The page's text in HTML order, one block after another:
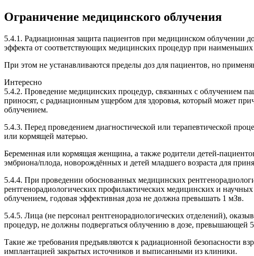
Ограничение медицинского облучения
5.4.1. Радиационная защита пациентов при медицинском облучении
эффекта от соответствующих медицинских процедур при
При этом не устанавливаются пределы доз для пациентов, но
Интересно
5.4.2. Проведение медицинских процедур, связанных с облучением
приносят, с радиационным ущербом для здоровья, который может
облучением.
5.4.3. Перед проведением диагностической или терапевтической
или кормящей матерью.
Беременная или кормящая женщина, а также родители детей-
эмбриона/плода, новорождённых и детей младшего возраста для
5.4.4. При проведении обоснованных медицинских
рентгенорадиологических профилактических медицинских и
облучением, годовая эффективная доза не должна превышать 1 мЗв.
5.4.5. Лица (не персонал рентгенорадиологических отделений),
процедур, не должны подвергаться облучению в дозе, превышающей
Такие же требования предъявляются к радиационной безопасности
имплантацией закрытых источников и выписанными из клиники.